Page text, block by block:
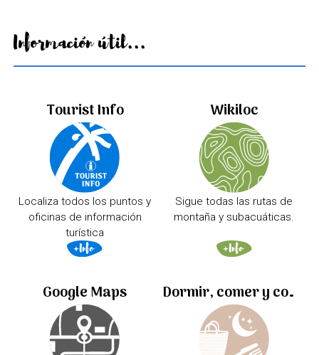
Información útil...
Tourist Info
Localiza todos los puntos y
oficinas de información
turística
Wikiloc
Sigue todas las rutas de
montaña y subacuáticas.
Google Maps Dormir, comer y comprar